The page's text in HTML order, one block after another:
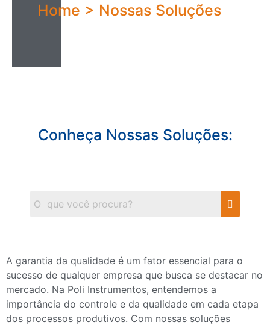
Home > Nossas Soluções
Conheça Nossas Soluções:
A garantia da qualidade é um fator essencial para o
sucesso de qualquer empresa que busca se destacar no
mercado. Na Poli Instrumentos, entendemos a
importância do controle e da qualidade em cada etapa
dos processos produtivos. Com nossas soluções